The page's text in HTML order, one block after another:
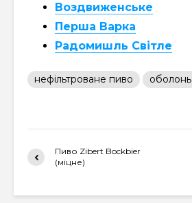
Воздвиженське
Перша Варка
Радомишль Світле
нефільтроване пиво оболонь
Пиво Zibert Bockbier
(міцне)